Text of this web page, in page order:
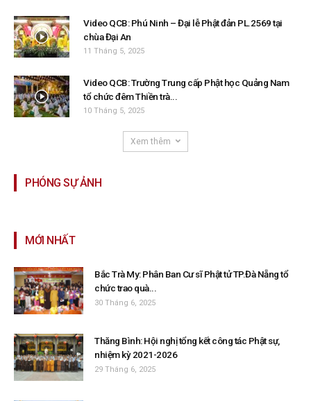
Video QCB: Phú Ninh – Đại lễ Phật đản PL.2569 tại
chùa Đại An
11 Tháng 5, 2025
Video QCB: Trường Trung cấp Phật học Quảng Nam
tổ chức đêm Thiền trà...
10 Tháng 5, 2025
Xem thêm
PHÓNG SỰ ẢNH
MỚI NHẤT
Bắc Trà My: Phân Ban Cư sĩ Phật tử TP.Đà Nẵng tổ
chức trao quà...
30 Tháng 6, 2025
Thăng Bình: Hội nghị tổng kết công tác Phật sự,
nhiệm kỳ 2021-2026
29 Tháng 6, 2025